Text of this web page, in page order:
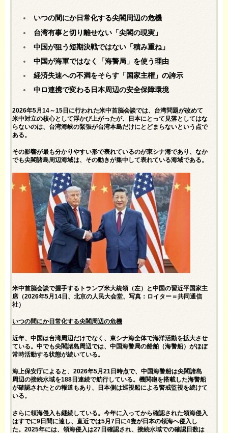
いつの間にか日常化する尖閣周辺の危機
台湾有事と切り離せない「尖閣の現実」
中国が狙う短期決戦ではない「積み重ね」
中国が海軍ではなく「海警局」を使う理由
経済失速への不満をそらす「国家主権」の誇示
中ロ連携で変わる日本周辺の安全保障環境
2026年5月14～15日に行われた米中首脳会談では、台湾問題が改めて
米中対立の核心として浮かび上がったが、日本にとって見落としてはな
らないのは、台湾海峡の緊張が台湾本島だけにとどまらないという点で
ある。
その影響が最も分かりやすい形で表れているのが東シナ海であり、なか
でも尖閣諸島周辺海域は、その動きが集中して表れている海域である。
米中首脳会談で握手するトランプ米大統領（左）と中国の習近平国家主
席（2026年5月14日、北京の人民大会堂、写真：ロイター＝共同通信
社）
いつの間にか日常化する尖閣周辺の危機
近年、中国は台湾周辺だけでなく、東シナ海全体で海洋活動を拡大させ
ている。中でも尖閣諸島周辺では、中国海警局の船舶（海警船）がほぼ
常時活動する状態が続いている。
海上保安庁によると、2026年5月21日時点で、中国海警船は尖閣諸島
周辺の接続水域を188日連続で航行している。機関砲を搭載した海警船
が確認されたとの報道もあり、日本側は巡視船による警戒監視を続けて
いる。
さらに領海侵入も継続している。今年に入ってから確認された領海侵入
はすでに9日間に達し、直近では5月7日に4隻が日本の領海へ侵入し
た。2025年には、領海侵入は27日確認され、接続水域での確認日数は